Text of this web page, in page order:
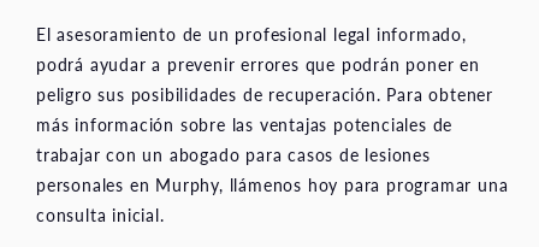
El asesoramiento de un profesional legal informado,
podrá ayudar a prevenir errores que podrán poner en
peligro sus posibilidades de recuperación. Para obtener
más información sobre las ventajas potenciales de
trabajar con un abogado para casos de lesiones
personales en Murphy, llámenos hoy para programar una
consulta inicial.